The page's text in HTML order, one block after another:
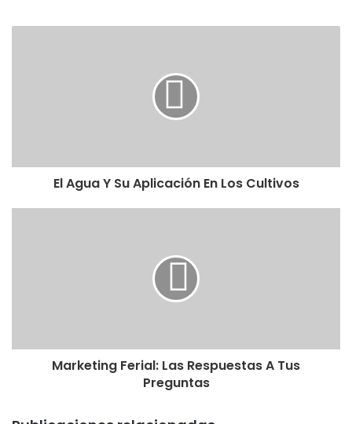
El Agua Y Su Aplicación En Los Cultivos
Marketing Ferial: Las Respuestas A Tus
Preguntas